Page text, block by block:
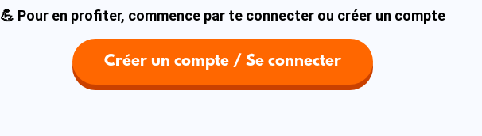
💪 Pour en profiter, commence par te connecter ou créer un compte
Créer un compte / Se connecter